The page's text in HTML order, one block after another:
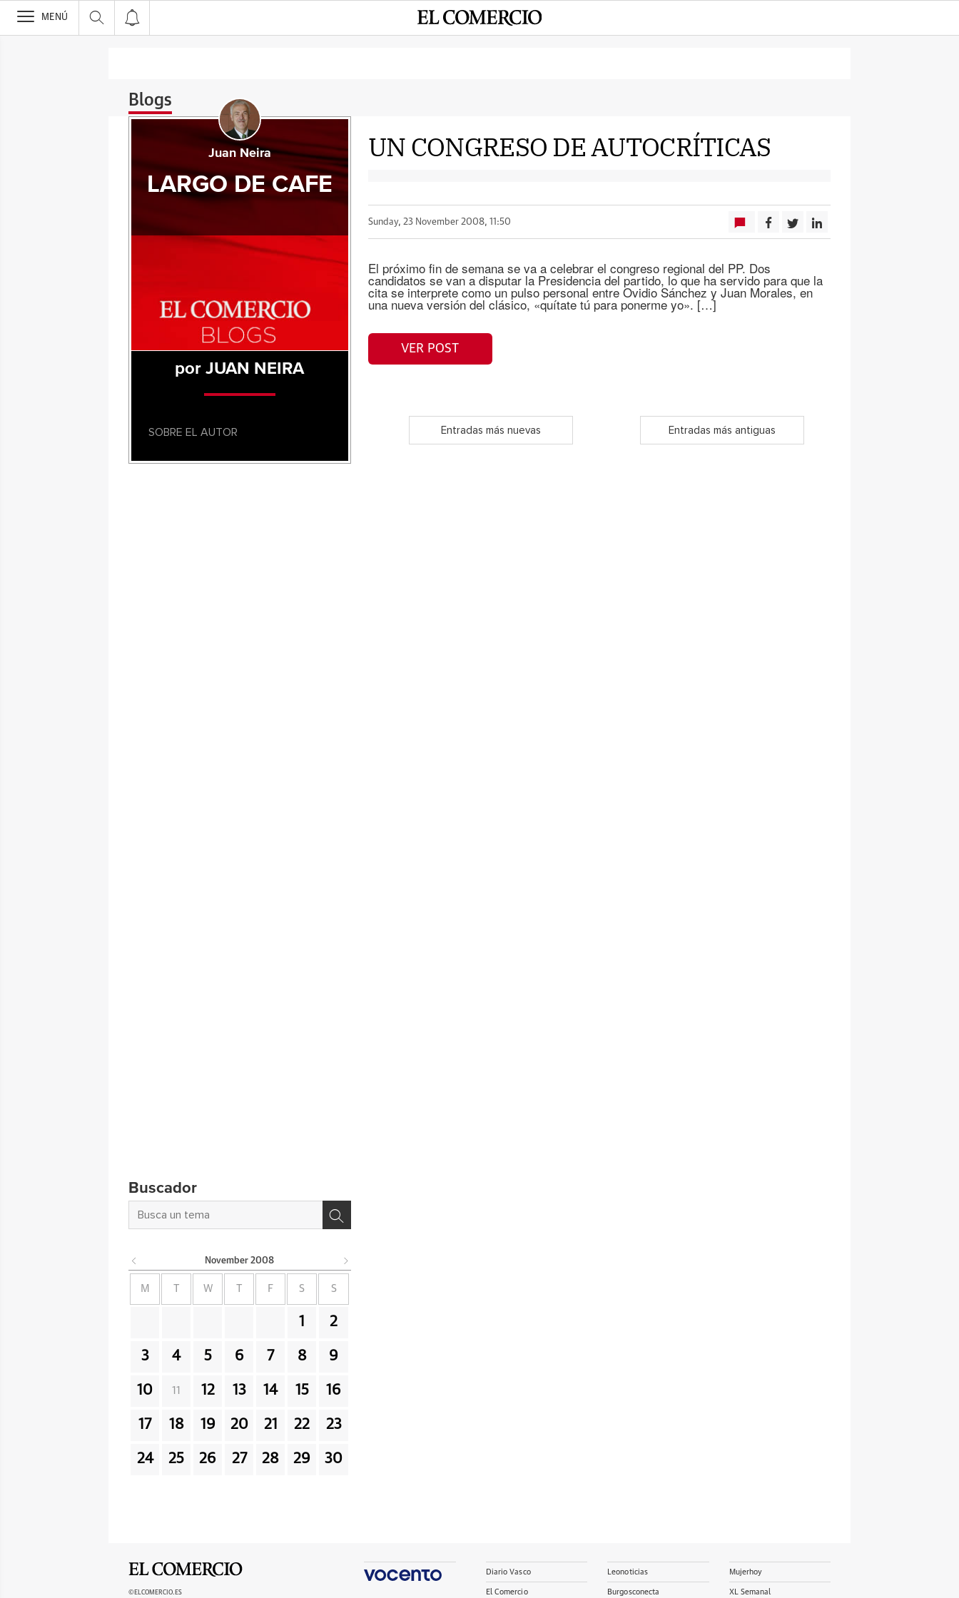
>
MENÚ
Blogs
UN CONGRESO DE AUTOCRÍTICAS
Sunday, 23 November 2008, 11:50
El próximo fin de semana se va a celebrar el congreso regional del PP. Dos
candidatos se van a disputar la Presidencia del partido, lo que ha servido para que la
cita se interprete como un pulso personal entre Ovidio Sánchez y Juan Morales, en
una nueva versión del clásico, «quítate tú para ponerme yo». […]
VER POST
Entradas más nuevas Entradas más antiguas
Juan Neira
LARGO DE CAFE
por JUAN NEIRA
SOBRE EL AUTOR
Buscador
November 2008
M W F S S
1 2
3 4 5 6 7 8 9
10 11 12 13 14 15 16
17 18 19 20 21 22 23
24 25 26 27 28 29 30
©ELCOMERCIO.ES
Diario Vasco
El Comercio
Leonoticias
Burgosconecta
Mujerhoy
XL Semanal